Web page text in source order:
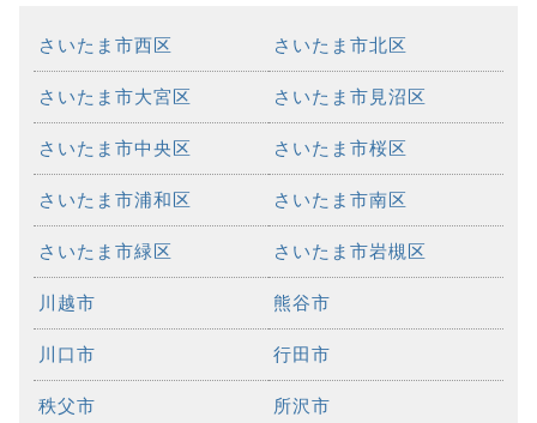
さいたま市西区 さいたま市北区
さいたま市大宮区 さいたま市見沼区
さいたま市中央区 さいたま市桜区
さいたま市浦和区 さいたま市南区
さいたま市緑区 さいたま市岩槻区
川越市 熊谷市
川口市 行田市
秩父市 所沢市